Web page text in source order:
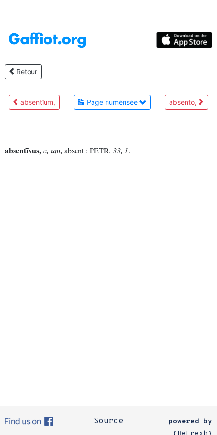
Retour
absentĭum, Page numérisée absentō,
absentīvus,a, um, absent : PETR. 33, 1.
Source
powered by
{BeFresh}